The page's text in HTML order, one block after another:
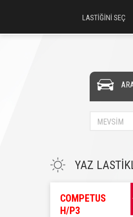
LASTİĞİNİ SEÇ
MEVSİM
YAZ
COMPETUS
H/P3